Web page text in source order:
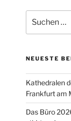
nach:
NEUESTE
Kathedralen
Frankfurt am
Das Büro